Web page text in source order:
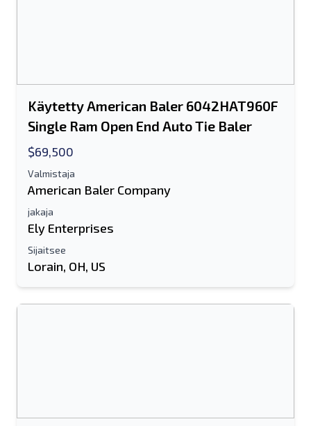
Käytetty American Baler 6042HAT960F
Single Ram Open End Auto Tie Baler
$69,500
Valmistaja
American Baler Company
jakaja
Ely Enterprises
Sijaitsee
Lorain, OH, US